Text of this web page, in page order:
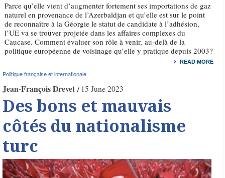
Parce qu’elle vient d’augmenter fortement ses importations de gaz
naturel en provenance de l’Azerbaïdjan et qu’elle est sur le point
de reconnaître à la Géorgie le statut de candidate à l’adhésion,
l’UE va se trouver projetée dans les affaires complexes du
Caucase. Comment évaluer son rôle à venir, au-delà de la
politique européenne de voisinage qu’elle y pratique depuis 2003?
READ MORE
Politique française et internationale
Jean-François Drevet 15 June 2023
Des bons et mauvais
côtés du nationalisme
turc